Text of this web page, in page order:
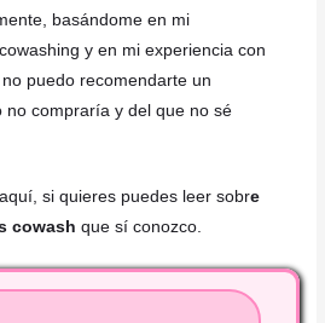
basándome en mi
y en mi experiencia con
puedo recomendarte un
no compraría y del que no sé
si quieres puedes leer sobre
cowash que sí conozco.